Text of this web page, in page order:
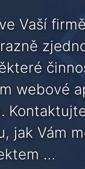
Vaší
webové
jak Vám
…